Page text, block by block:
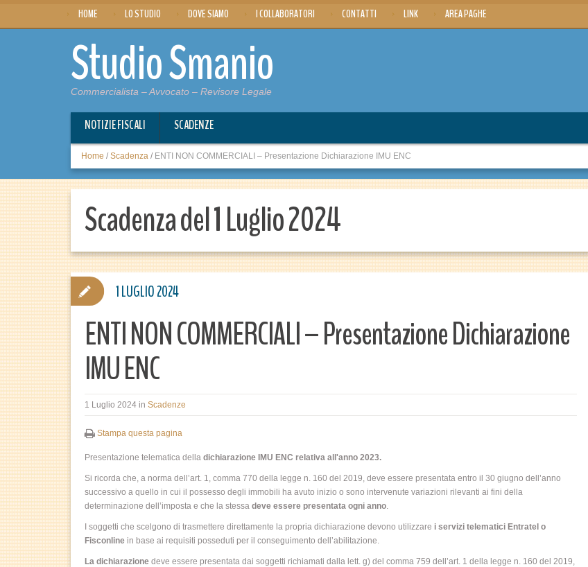
HOME LO STUDIO DOVE SIAMO I COLLABORATORI CONTATTI LINK AREA PAGHE
Studio Smanio
Commercialista – Avvocato – Revisore Legale
NOTIZIE FISCALI SCADENZE
Home / Scadenza / ENTI NON COMMERCIALI – Presentazione Dichiarazione IMU ENC
Scadenza del 1 Luglio 2024
ENTI NON COMMERCIALI – Presentazione Dichiarazione
IMU ENC
1 Luglio 2024 in Scadenze
Stampa questa pagina
Presentazione telematica della dichiarazione IMU ENC relativa all'anno 2023.
Si ricorda che, a norma dell’art. 1, comma 770 della legge n. 160 del 2019, deve essere presentata entro il 30 giugno dell’anno
successivo a quello in cui il possesso degli immobili ha avuto inizio o sono intervenute variazioni rilevanti ai fini della
determinazione dell’imposta e che la stessa deve essere presentata ogni anno.
I soggetti che scelgono di trasmettere direttamente la propria dichiarazione devono utilizzare i servizi telematici Entratel o
Fisconline in base ai requisiti posseduti per il conseguimento dell’abilitazione.
La dichiarazione deve essere presentata dai soggetti richiamati dalla lett. g) del comma 759 dell’art. 1 della legge n. 160 del 2019,
1 LUGLIO 2024